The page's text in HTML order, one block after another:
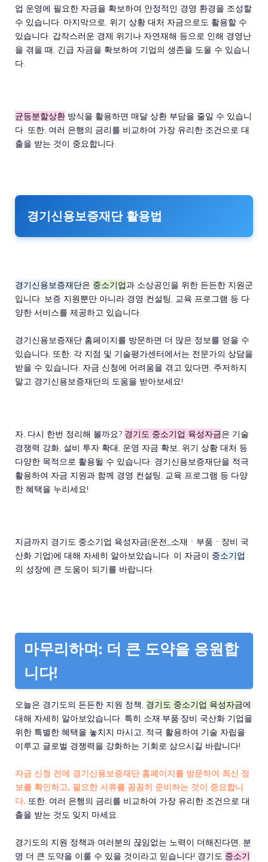
업 운영에 필요한 자금을 확보하여 안정적인 경영 환경을 조성할
수 있습니다. 마지막으로, 위기 상황 대처 자금으로도 활용할 수
있습니다. 갑작스러운 경제 위기나 자연재해 등으로 인해 경영난
을 겪을 때, 긴급 자금을 확보하여 기업의 생존을 도울 수 있습니
다.
균등분할상환 방식을 활용하면 매달 상환 부담을 줄일 수 있습니
다. 또한, 여러 은행의 금리를 비교하여 가장 유리한 조건으로 대
출을 받는 것이 중요합니다.
경기신용보증재단 활용법
경기신용보증재단은 중소기업과 소상공인을 위한 든든한 지원군
입니다. 보증 지원뿐만 아니라 경영 컨설팅, 교육 프로그램 등 다
양한 서비스를 제공하고 있습니다.
경기신용보증재단 홈페이지를 방문하면 더 많은 정보를 얻을 수
있습니다. 또한, 각 지점 및 기술평가센터에서는 전문가의 상담을
받을 수 있습니다. 자금 신청에 어려움을 겪고 있다면, 주저하지
말고 경기신용보증재단의 도움을 받아보세요!
자, 다시 한번 정리해 볼까요? 경기도 중소기업 육성자금은 기술
경쟁력 강화, 설비 투자 확대, 운영 자금 확보, 위기 상황 대처 등
다양한 목적으로 활용될 수 있습니다. 경기신용보증재단을 적극
활용하여 자금 지원과 함께 경영 컨설팅, 교육 프로그램 등 다양
한 혜택을 누리세요!
지금까지 경기도 중소기업 육성자금(운전_소재ㆍ부품ㆍ장비 국
산화 기업)에 대해 자세히 알아보았습니다. 이 자금이 중소기업
의 성장에 큰 도움이 되기를 바랍니다.
마무리하며: 더 큰 도약을 응원합
니다!
오늘은 경기도의 든든한 지원 정책, 경기도 중소기업 육성자금에
대해 자세히 알아보았습니다. 특히 소재·부품·장비 국산화 기업을
위한 특별한 혜택을 놓치지 마시고, 적극 활용하여 기술 자립을
이루고 글로벌 경쟁력을 강화하는 기회로 삼으시길 바랍니다!
자금 신청 전에 경기신용보증재단 홈페이지를 방문하여 최신 정
보를 확인하고, 필요한 서류를 꼼꼼히 준비하는 것이 중요합니
다. 또한, 여러 은행의 금리를 비교하여 가장 유리한 조건으로 대
출을 받는 것도 잊지 마세요.
경기도의 지원 정책과 여러분의 끊임없는 노력이 더해진다면, 분
명 더 큰 도약을 이룰 수 있을 것이라고 믿습니다! 경기도 중소기